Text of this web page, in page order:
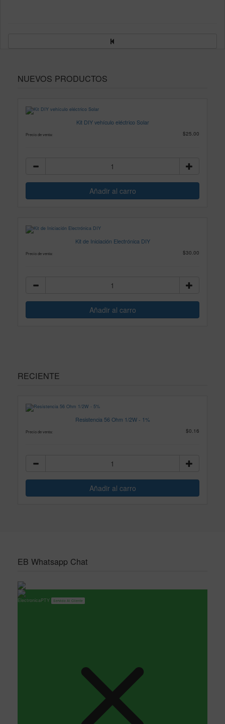
NUEVOS PRODUCTOS
Kit DIY vehículo eléctrico Solar
Precio de venta: $25.00
Kit de Iniciación Electrónica DIY
Precio de venta: $30.00
RECIENTE
Resistencia 56 Ohm 1/2W - 1%
Precio de venta: $0.16
EB Whatsapp Chat
ElectronicaPTY Servicio Al Cliente